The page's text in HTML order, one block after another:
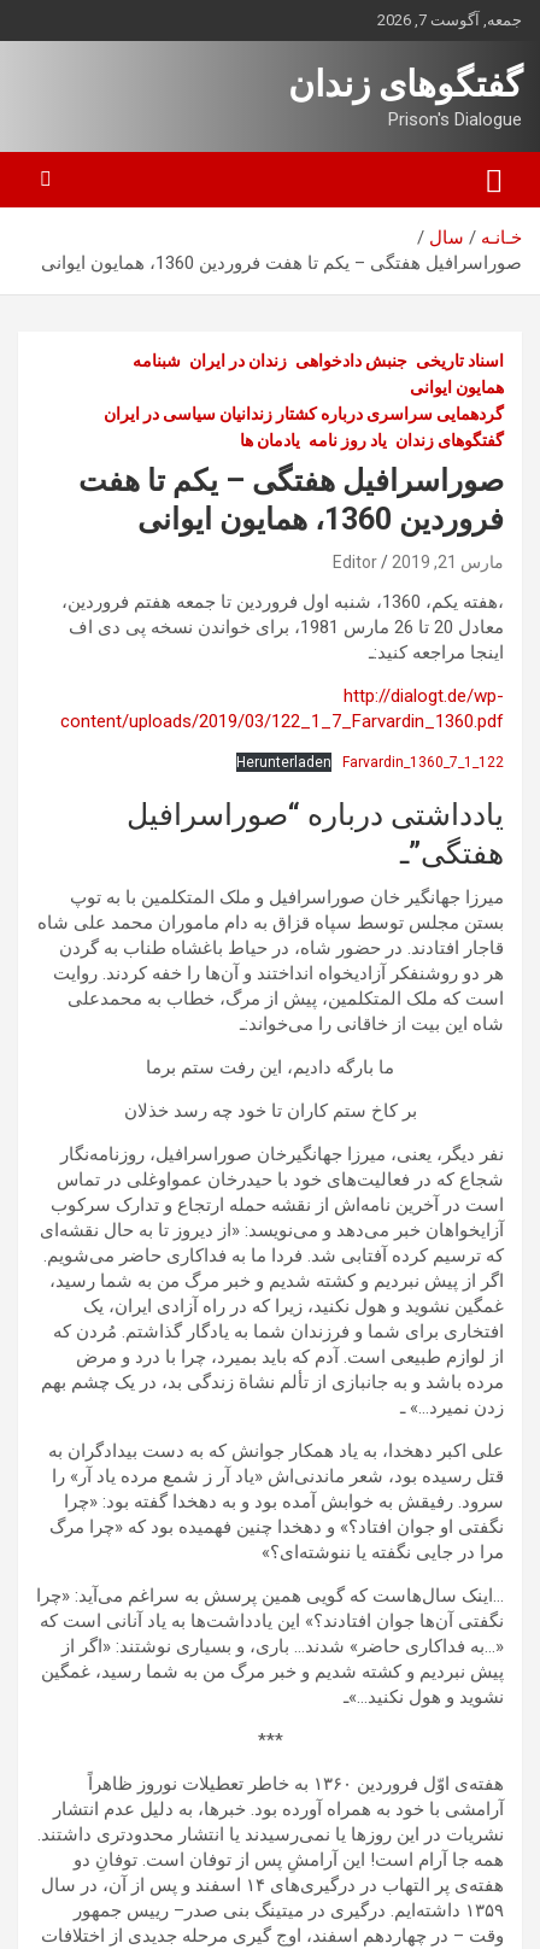
بروید
جمعه, آگوست 7, 2026
گفتگوهای زندان
Prison's Dialogue
خـانـه
سال
صوراسرافیل هفتگی – یکم تا هفت فروردین 1360، همایون ایوانی
اسناد تاریخی جنبش دادخواهی زندان در ایران شبنامه
همایون ایوانی
گردهمایی سراسری درباره کشتار زندانیان سیاسی در ایران
گفتگوهای زندان یاد روز نامه یادمان ها
صوراسرافیل هفتگی – یکم تا هفت
فروردین 1360، همایون ایوانی
مارس 21, 2019 Editor
،هفته یکم، 1360، شنبه اول فروردین تا جمعه هفتم فروردین،
معادل 20 تا 26 مارس 1981، برای خواندن نسخه پی دی اف
اینجا مراجعه کنید:ـ
http://dialogt.de/wp-
content/uploads/2019/03/122_1_7_Farvardin_1360.pdf
122_1_7_Farvardin_1360
Herunterladen
یادداشتی درباره “صوراسرافیل
هفتگی”ـ
میرزا جهانگیر خان صوراسرافیل و ملک المتکلمین با به توپ
بستن مجلس توسط سپاه قزاق به دام ماموران محمد علی شاه
قاجار افتادند. در حضور شاه، در حیاط باغشاه طناب به گردن
هر دو روشنفکر آزادیخواه انداختند و آن‌ها را خفه کردند. روایت
است که ملک المتکلمین، پیش از مرگ، خطاب به محمدعلی
شاه این بیت از خاقانی را می‌خواند:ـ
ما بارگه دادیم، این رفت ستم برما
بر کاخ ستم کاران تا خود چه رسد خذلان
نفر دیگر، یعنی، میرزا جهانگیرخان صوراسرافیل، روزنامه‌نگار
شجاع که در فعالیت‌های خود با حیدرخان عمواوغلی در تماس
است در آخرین نامه‌اش از نقشه حمله ارتجاع و تدارک سرکوب
آزایخواهان خبر می‌دهد و می‌نویسد: «از دیروز تا به حال نقشه‌ای
که ترسیم کرده آفتابی شد. فردا ما به فداکاری حاضر می‌شویم.
اگر از پیش نبردیم و کشته شدیم و خبر مرگ من به شما رسید،
غمگین نشوید و هول نکنید، زیرا که در راه آزادی ایران، یک
افتخاری برای شما و فرزندان شما به یادگار گذاشتم. مُردن که
از لوازم طبیعی است. آدم که باید بمیرد، چرا با درد و مرض
مرده باشد و به جانبازی از تألم نشاة زندگی بد، در یک چشم بهم
زدن نمیرد…» ـ
علی اکبر دهخدا، به یاد همکار جوانش که به دست بیدادگران به
قتل رسیده بود، شعر ماندنی‌اش «یاد آر ز شمع مرده یاد آر» را
سرود. رفیقش به خوابش آمده بود و به دهخدا گفته بود: «چرا
نگفتی او جوان افتاد؟» و دهخدا چنین فهمیده بود که «چرا مرگ
مرا در جایی نگفته یا ننوشته‌ای؟»
…اینک سال‌هاست که گویی همین پرسش به سراغم می‌آید: «چرا
نگفتی آن‌ها جوان افتادند؟» این یادداشت‌ها به یاد آنانی است که
«…به فداکاری حاضر» شدند… باری، و بسیاری نوشتند: «اگر از
پیش نبردیم و کشته شدیم و خبر مرگ من به شما رسید، غمگین
نشوید و هول نکنید…»ـ
***
هفته‌ی اوّل فروردین ۱۳۶۰ به خاطر تعطیلات نوروز ظاهراً
آرامشی با خود به همراه آورده بود. خبرها، به دلیل عدم انتشار
نشریات در این روزها یا نمی‌رسیدند یا انتشار محدودتری داشتند.
همه جا آرام است! این آرامشِ پس از توفان است. توفانِ دو
هفته‌ی پر التهاب در درگیری‌های ۱۴ اسفند و پس از آن، در سال
۱۳۵۹ داشته‌ایم. درگیری در میتینگ بنی صدر– رییس جمهور
وقت – در چهاردهم اسفند، اوج گیری مرحله جدیدی از اختلافات